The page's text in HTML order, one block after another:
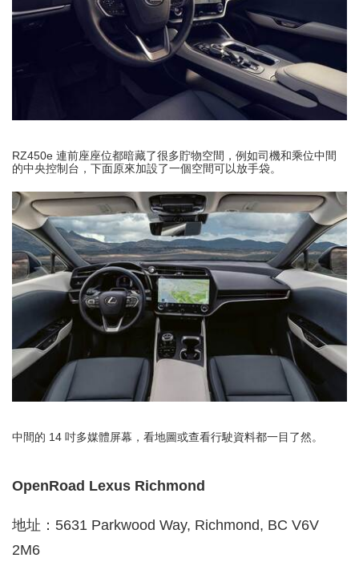
RZ450e 連前座座位都暗藏了很多貯物空間，例如司機和乘位中間
的中央控制台，下面原來加設了一個空間可以放手袋。
中間的 14 吋多媒體屏幕，看地圖或查看行駛資料都一目了然。
OpenRoad Lexus Richmond
地址：5631 Parkwood Way, Richmond, BC V6V
2M6